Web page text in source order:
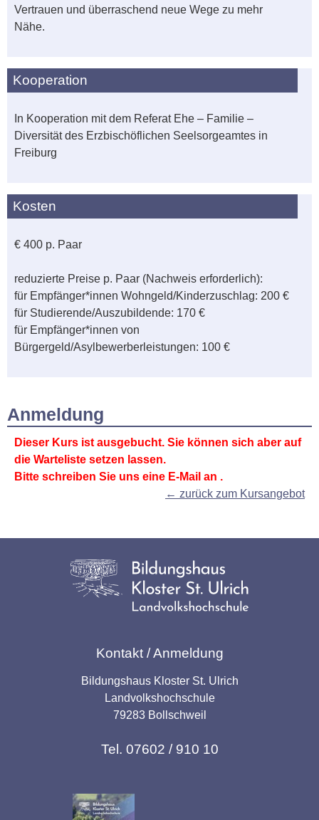
Vertrauen und überraschend neue Wege zu mehr
Nähe.
Kooperation
In Kooperation mit dem Referat Ehe – Familie –
Diversität des Erzbischöflichen Seelsorgeamtes in
Freiburg
Kosten
€ 400 p. Paar
reduzierte Preise p. Paar (Nachweis erforderlich):
für Empfänger*innen Wohngeld/Kinderzuschlag: 200 €
für Studierende/Auszubildende: 170 €
für Empfänger*innen von
Bürgergeld/Asylbewerberleistungen: 100 €
Anmeldung
Dieser Kurs ist ausgebucht. Sie können sich aber auf
die Warteliste setzen lassen.
Bitte schreiben Sie uns eine E-Mail an .
← zurück zum Kursangebot
Kontakt / Anmeldung
Bildungshaus Kloster St. Ulrich
Landvolkshochschule
79283 Bollschweil
Tel. 07602 / 910 10